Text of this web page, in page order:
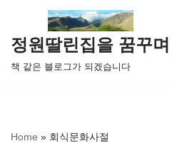
콘
텐
츠
뛰
정원딸린집을 꿈꾸며
책 같은 블로그가 되겠습니다
Home » 회식문화사절